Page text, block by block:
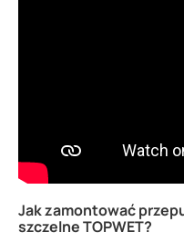
Jak zamontować
szczelne TOPWET?